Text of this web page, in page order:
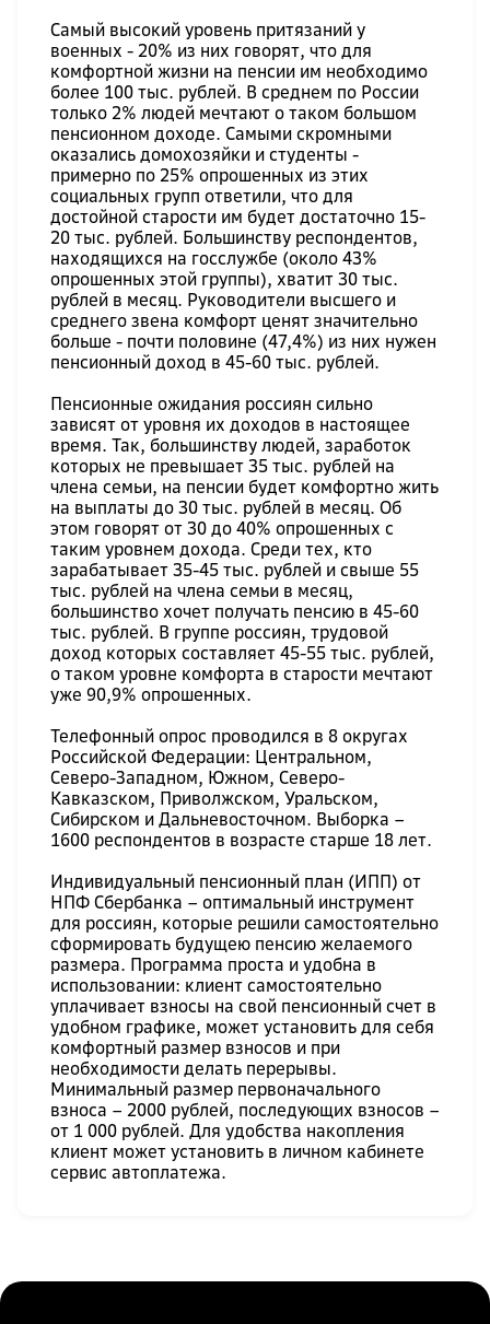
Самый высокий уровень притязаний у
военных - 20% из них говорят, что для
комфортной жизни на пенсии им необходимо
более 100 тыс. рублей. В среднем по России
только 2% людей мечтают о таком большом
пенсионном доходе. Самыми скромными
оказались домохозяйки и студенты -
примерно по 25% опрошенных из этих
социальных групп ответили, что для
достойной старости им будет достаточно 15-
20 тыс. рублей. Большинству респондентов,
находящихся на госслужбе (около 43%
опрошенных этой группы), хватит 30 тыс.
рублей в месяц. Руководители высшего и
среднего звена комфорт ценят значительно
больше - почти половине (47,4%) из них нужен
пенсионный доход в 45-60 тыс. рублей.
Пенсионные ожидания россиян сильно
зависят от уровня их доходов в настоящее
время. Так, большинству людей, заработок
которых не превышает 35 тыс. рублей на
члена семьи, на пенсии будет комфортно жить
на выплаты до 30 тыс. рублей в месяц. Об
этом говорят от 30 до 40% опрошенных с
таким уровнем дохода. Среди тех, кто
зарабатывает 35-45 тыс. рублей и свыше 55
тыс. рублей на члена семьи в месяц,
большинство хочет получать пенсию в 45-60
тыс. рублей. В группе россиян, трудовой
доход которых составляет 45-55 тыс. рублей,
о таком уровне комфорта в старости мечтают
уже 90,9% опрошенных.
Телефонный опрос проводился в 8 округах
Российской Федерации: Центральном,
Северо-Западном, Южном, Северо-
Кавказском, Приволжском, Уральском,
Сибирском и Дальневосточном. Выборка –
1600 респондентов в возрасте старше 18 лет.
Индивидуальный пенсионный план (ИПП) от
НПФ Сбербанка – оптимальный инструмент
для россиян, которые решили самостоятельно
сформировать будущею пенсию желаемого
размера. Программа проста и удобна в
использовании: клиент самостоятельно
уплачивает взносы на свой пенсионный счет в
удобном графике, может установить для себя
комфортный размер взносов и при
необходимости делать перерывы.
Минимальный размер первоначального
взноса – 2000 рублей, последующих взносов –
от 1 000 рублей. Для удобства накопления
клиент может установить в личном кабинете
сервис автоплатежа.